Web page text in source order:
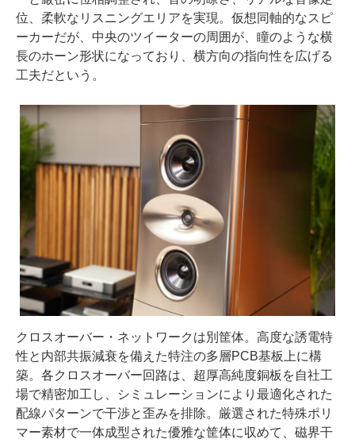
位、柔軟なリスニングエリアを実現。仮想同軸的なスピ
ーカーだが、中央のツイーターの周囲が、瞳のような横
長のホーン形状になっており、横方向の指向性を広げる
工夫だという。
クロスオーバー・ネットワークは別筐体。高度な誘電特
性と内部共振減衰を備えた特注の多層PCB基板上に構
築。各クロスオーバー回路は、超厚高純度銅板を自社工
場で精密加工し、シミュレーションにより最適化された
配線パターンで干渉と歪みを排除。厳選された特殊ポリ
マー素材で一体成型された優雅な筐体に収めて、磁界干